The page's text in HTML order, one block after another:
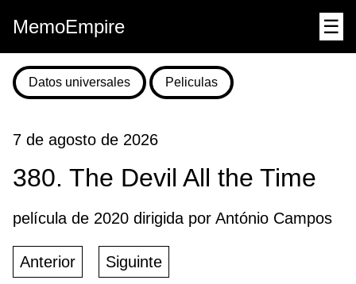
MemoEmpire ☰
Datos universales Peliculas
7 de agosto de 2026
380. The Devil All the Time
película de 2020 dirigida por António Campos
Anterior Siguinte